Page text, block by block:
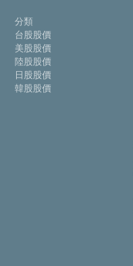
分類
台股股價
美股股價
陸股股價
日股股價
韓股股價